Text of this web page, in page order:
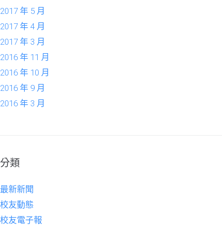
2017 年 5 月
2017 年 4 月
2017 年 3 月
2016 年 11 月
2016 年 10 月
2016 年 9 月
2016 年 3 月
分類
最新新聞
校友動態
校友電子報